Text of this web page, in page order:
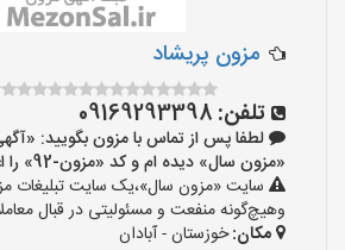
مزون پریشاد
تلفن: 09169293398
لطفا پس از تماس با مزون بگویید:
«مزون سال» دیده ام و کد «مزون-92» را اعلام کنید»
سایت «مزون سال»،یک سایت تبلیغات
وهیچ‌گونه منفعت و مسئولیتی در قبال
مکان:خوزستان - آبادان